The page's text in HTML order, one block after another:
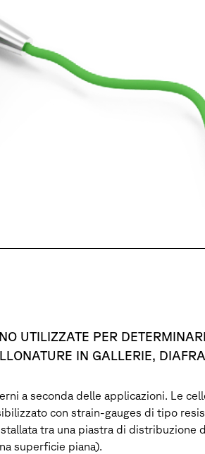
UTILIZZATE PER
IN GALLERIE,
a seconda delle applicazioni. Le
con strain-gauges di tipo
tra una piastra di distribuzione
superficie piana).